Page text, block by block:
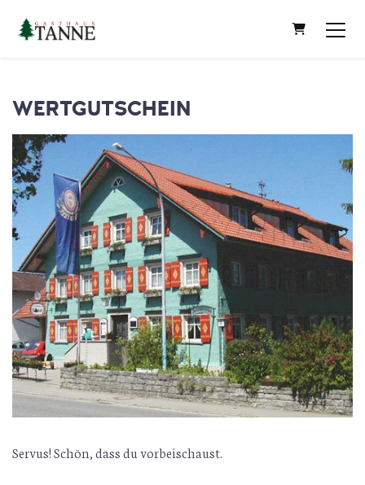
WARENKORB
WERTGUTSCHEIN
Servus! Schön, dass du vorbeischaust.